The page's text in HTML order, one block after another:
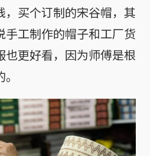
，买个订制的宋谷帽，其
手工制作的帽子和工厂货
也更好看，因为师傅是根